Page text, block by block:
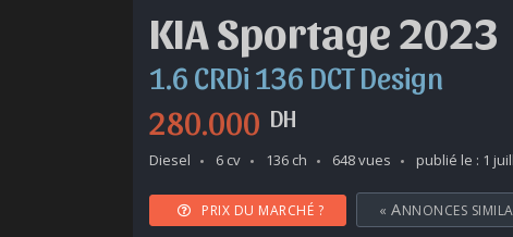
KIA Sportage 2023
1.6 CRDi 136 DCT Design
280.000 DH
Diesel 6 cv 136 ch 648 vues publié le : 1
PRIX DU MARCHÉ ? « ANNONCES